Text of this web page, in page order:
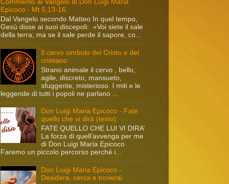
Commento al Vangelo di Don Luigi Maria
Epicoco - Mt 5,13-16
Dal Vangelo secondo Matteo In quel tempo,
Gesù disse ai suoi discepoli: «Voi siete il sale
della terra; ma se il sale perde il sapore, co...
Il cervo simbolo del Cristo e del
cristiano
Strano animale il cervo , bello,
agile, discreto, mansueto,
sfuggente, misterioso. I miti e le
leggende di tutti i popoli ne parlano ...
Don Luigi Maria Epicoco - Fate
quello che vi dirà (testo)
FATE QUELLO CHE LUI VI DIRA’
La forza di quell’avvenga per me
di Don Luigi Maria Epicoco
Faremo un piccolo percorso perché i...
Don Luigi Maria Epicoco -
Desidera, cerca e troverai